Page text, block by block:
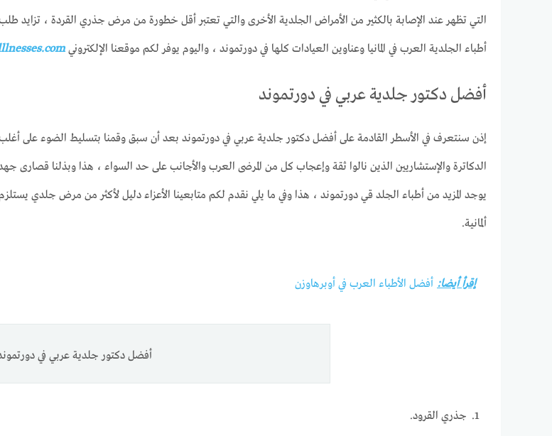
التي تظهر عند الإصابة بالكثير من الأمراض الجلدية الأخرى والتي تعتبر أقل خطورة من مرض جذري القردة ، تزايد طلب
أطباء الجلدية العرب في المانيا وعناوين العيادات كلها في دورتموند ، واليوم يوفر لكم موقعنا الإلكتروني
أفضل دكتور جلدية عربي في دورتموند
إذن سنتعرف في الأسطر القادمة على أفضل دكتور جلدية عربي في دورتموند بعد أن سبق وقمنا بتسليط الضوء على
الدكاترة والإستشاريين الذين نالوا ثقة وإعجاب كل من المرضى العرب والأجانب على حد السواء ، هذا وبذلنا قصارى
يوجد المزيد من أطباء الجلد قي دورتموند ، هذا وفي ما يلي نقدم لكم متابعينا الأعزاء دليل لأكثر من مرض جلدي
ألمانية.
إقرأ أيضا: أفضل الأطباء العرب في أوبرهاوزن
أفضل دكتور جلدية عربي في
جذري القرود.